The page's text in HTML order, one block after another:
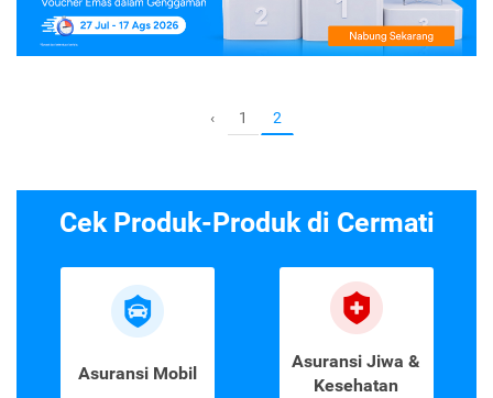
‹ 1 2
Cek Produk-Produk di Cermati
Asuransi Mobil
Asuransi Jiwa &
Kesehatan